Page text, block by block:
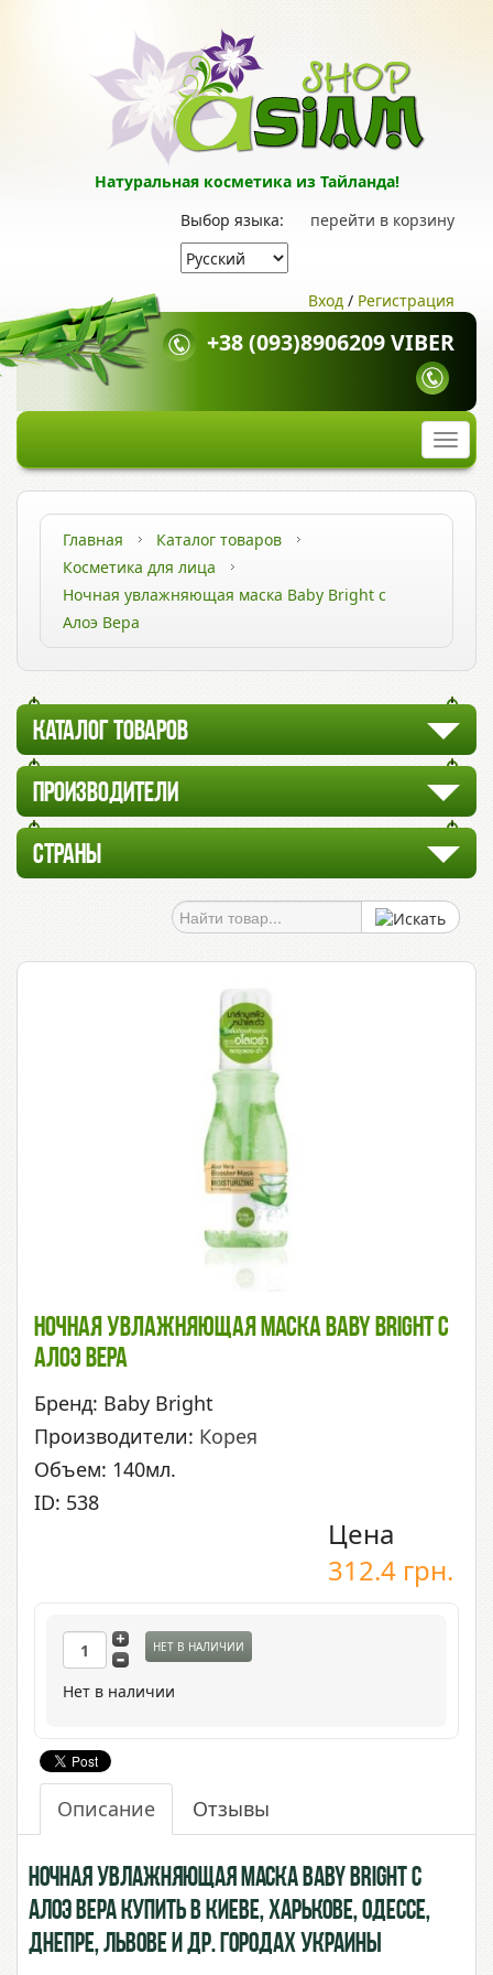
Натуральная косметика из Тайланда!
перейти в корзину
Выбор языка:
Вход / Регистрация
+38 (093)8906209 VIBER
Главная
Каталог товаров
Косметика для лица
Ночная увлажняющая маска Baby Bright с
Алоэ Вера
КАТАЛОГ ТОВАРОВ
ПРОИЗВОДИТЕЛИ
СТРАНЫ
Ночная Увлажняющая Маска Baby Bright С
Алоэ Вера
Бренд: Baby Bright
Производители: Корея
Объем: 140мл.
ID: 538
Цена
312.4 грн.
НЕТ В НАЛИЧИИ
Нет в наличии
Описание Отзывы
Ночная увлажняющая маска Baby Bright с
Алоэ Вера купить в Киеве, Харькове, Одессе,
Днепре, Львове и др. городах Украины